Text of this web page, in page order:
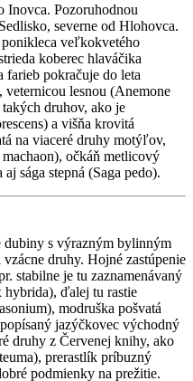
Inovca. Pozoruhodnou
severne od Hlohovca.
veľkokvetého
koberec hlaváčika
farieb pokračuje do leta
veternicou lesnou (Anemone
druhov, ako je
a višňa krovitá
na viaceré druhy motýľov,
očkáň metlicový
sága stepná (Saga pedo).
s výrazným bylinným
druhy. Hojné zastúpenie
stabilne je tu zaznamenávaný
ďalej tu rastie
modruška pošvatá
jazýčkovec východný
druhy z Červenej knihy, ako
prerastlík príbuzný
podmienky na prežitie.